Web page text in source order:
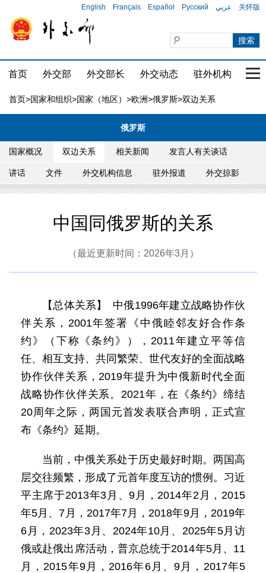
English Français Español Русский عربي 关怀版
首页 外交部 外交部长 外交动态 驻外机构 国
首页>国家和组织>国家（地区） >欧洲>俄罗斯>双边关系
俄罗斯
国家概况 双边关系 相关新闻 发言人有关谈话
讲话 文件 外交机构信息 驻外报道 外交掠影
中国同俄罗斯的关系
（最近更新时间：2026年3月）
【总体关系】 中俄1996年建立战略协作伙
伴关系，2001年签署《中俄睦邻友好合作条
约》（下称《条约》），2011年建立平等信
任、相互支持、共同繁荣、世代友好的全面战略
协作伙伴关系，2019年提升为中俄新时代全面
战略协作伙伴关系。2021年，在《条约》缔结
20周年之际，两国元首发表联合声明，正式宣
布《条约》延期。
当前，中俄关系处于历史最好时期。两国高
层交往频繁，形成了元首年度互访的惯例。习近
平主席于2013年3月、9月，2014年2月，2015
年5月、7月，2017年7月，2018年9月，2019年
6月，2023年3月、2024年10月、2025年5月访
俄或赴俄出席活动，普京总统于2014年5月、11
月，2015年9月，2016年6月、9月，2017年5